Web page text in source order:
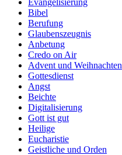
Bibel
Berufung
Glaubenszeugnis
Anbetung
Credo on Air
Advent und Weihnachten
Gottesdienst
Angst
Beichte
Digitalisierung
Gott ist gut
Heilige
Eucharistie
Geistliche und Orden